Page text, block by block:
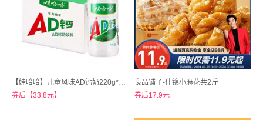
【娃哈哈】儿童风味AD钙奶220g*20瓶
券后【33.8元】
良品铺子-什锦小麻花共2斤
券后17.9元